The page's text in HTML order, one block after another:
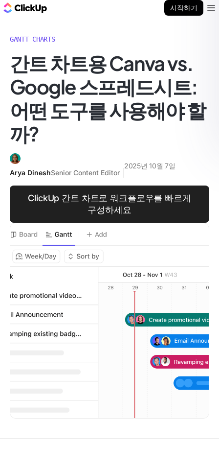
시작하기
GANTT CHARTS
간트 차트용 Canva vs.
Google 스프레드시트:
어떤 도구를 사용해야 할
까?
Arya DineshSenior Content Editor
2025년 10월 7일
ClickUp 간트 차트로 워크플로우를 빠르게
구성하세요